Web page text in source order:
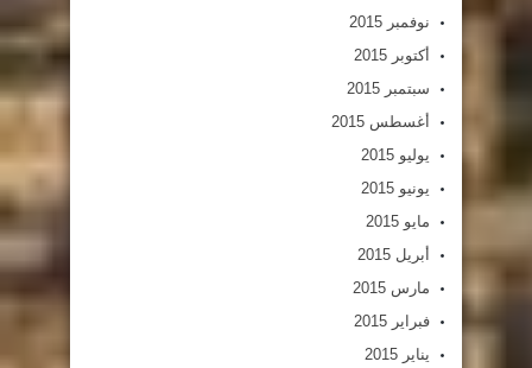
نوفمبر 2015
أكتوبر 2015
سبتمبر 2015
أغسطس 2015
يوليو 2015
يونيو 2015
مايو 2015
أبريل 2015
مارس 2015
فبراير 2015
يناير 2015